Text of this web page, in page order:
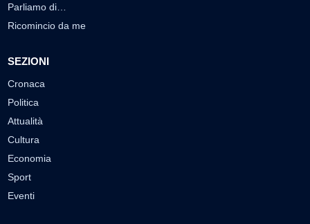
Parliamo di…
Ricomincio da me
SEZIONI
Cronaca
Politica
Attualità
Cultura
Economia
Sport
Eventi